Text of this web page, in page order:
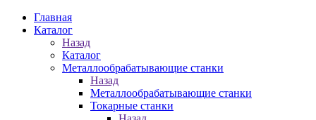
Главная
Каталог
Назад
Каталог
Металлообрабатывающие станки
Назад
Металлообрабатывающие станки
Токарные станки